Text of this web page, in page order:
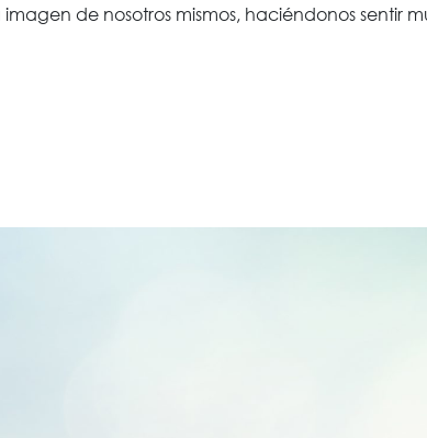
de nosotros mismos, haciéndonos sentir